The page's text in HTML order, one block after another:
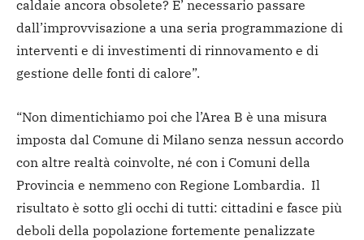
caldaie ancora obsolete? E’ necessario passare
dall’improvvisazione a una seria programmazione di
interventi e di investimenti di rinnovamento e di
gestione delle fonti di calore”.
“Non dimentichiamo poi che l’Area B è una misura
imposta dal Comune di Milano senza nessun accordo
con altre realtà coinvolte, né con i Comuni della
Provincia e nemmeno con Regione Lombardia. Il
risultato è sotto gli occhi di tutti: cittadini e fasce più
deboli della popolazione fortemente penalizzate